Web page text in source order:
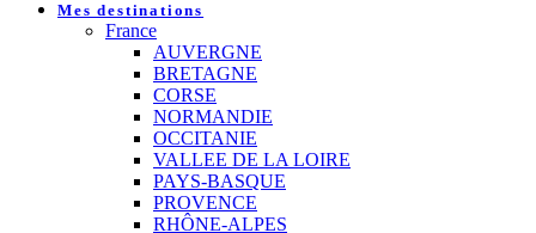
Mes destinations
France
AUVERGNE
BRETAGNE
CORSE
NORMANDIE
OCCITANIE
VALLEE DE LA LOIRE
PAYS-BASQUE
PROVENCE
RHÔNE-ALPES